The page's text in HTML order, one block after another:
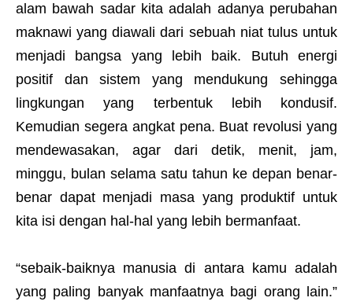
alam bawah sadar kita adalah adanya perubahan
maknawi yang diawali dari sebuah niat tulus untuk
menjadi bangsa yang lebih baik. Butuh energi
positif dan sistem yang mendukung sehingga
lingkungan yang terbentuk lebih kondusif.
Kemudian segera angkat pena. Buat revolusi yang
mendewasakan, agar dari detik, menit, jam,
minggu, bulan selama satu tahun ke depan benar-
benar dapat menjadi masa yang produktif untuk
kita isi dengan hal-hal yang lebih bermanfaat.
“sebaik-baiknya manusia di antara kamu adalah
yang paling banyak manfaatnya bagi orang lain.”